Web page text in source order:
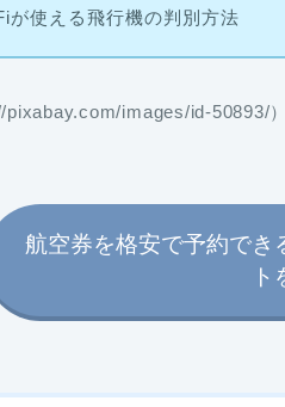
が使える飛行機の判別方法
pixabay.com/images/id-50893/
航空券を格安で予約でき